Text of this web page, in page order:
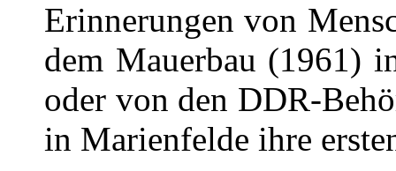
Erinnerungen von
dem Mauerbau (1961)
oder von den DDR-
in Marienfelde ihre